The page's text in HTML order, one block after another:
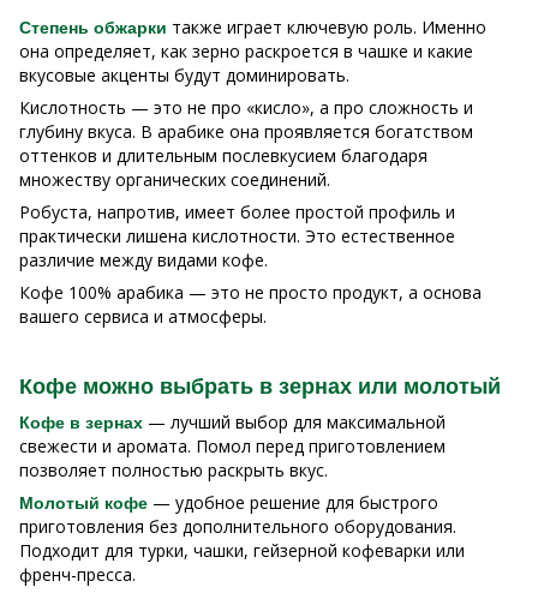
Степень обжарки также играет ключевую роль. Именно
она определяет, как зерно раскроется в чашке и какие
вкусовые акценты будут доминировать.
Кислотность — это не про «кисло», а про сложность и
глубину вкуса. В арабике она проявляется богатством
оттенков и длительным послевкусием благодаря
множеству органических соединений.
Робуста, напротив, имеет более простой профиль и
практически лишена кислотности. Это естественное
различие между видами кофе.
Кофе 100% арабика — это не просто продукт, а основа
вашего сервиса и атмосферы.
Кофе можно выбрать в зернах или молотый
Кофе в зернах — лучший выбор для максимальной
свежести и аромата. Помол перед приготовлением
позволяет полностью раскрыть вкус.
Молотый кофе — удобное решение для быстрого
приготовления без дополнительного оборудования.
Подходит для турки, чашки, гейзерной кофеварки или
френч-пресса.